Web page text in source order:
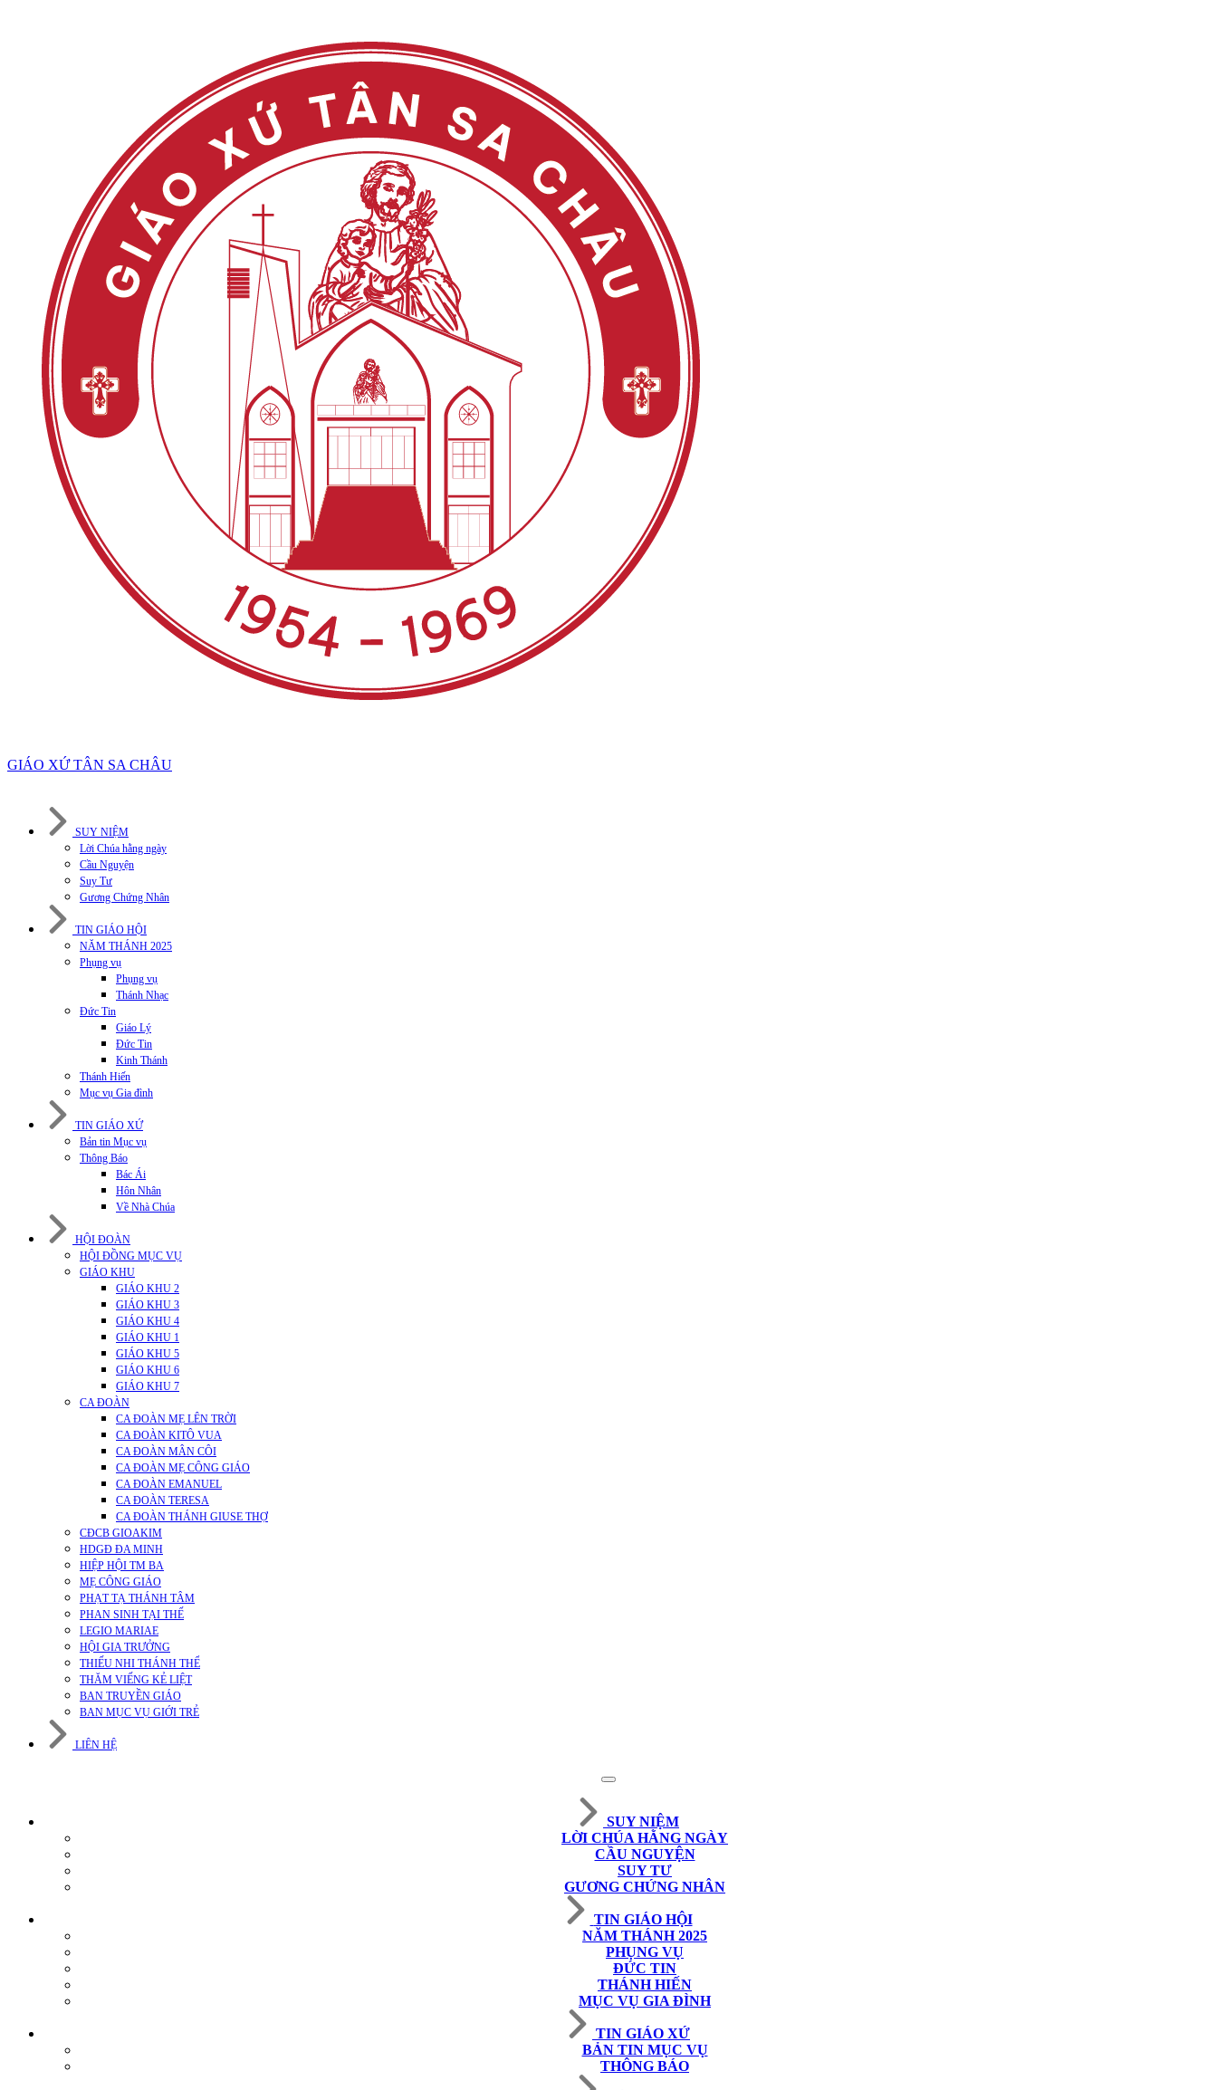
GIÁO XỨ TÂN SA CHÂU
SUY NIỆM
Lời Chúa hằng ngày
Cầu Nguyện
Suy Tư
Gương Chứng Nhân
TIN GIÁO HỘI
NĂM THÁNH 2025
Phụng vụ
Phụng vụ
Thánh Nhạc
Đức Tin
Giáo Lý
Đức Tin
Kinh Thánh
Thánh Hiến
Mục vụ Gia đình
TIN GIÁO XỨ
Bản tin Mục vụ
Thông Báo
Bác Ái
Hôn Nhân
Về Nhà Chúa
HỘI ĐOÀN
HỘI ĐỒNG MỤC VỤ
GIÁO KHU
GIÁO KHU 2
GIÁO KHU 3
GIÁO KHU 4
GIÁO KHU 1
GIÁO KHU 5
GIÁO KHU 6
GIÁO KHU 7
CA ĐOÀN
CA ĐOÀN MẸ LÊN TRỜI
CA ĐOÀN KITÔ VUA
CA ĐOÀN MÂN CÔI
CA ĐOÀN MẸ CÔNG GIÁO
CA ĐOÀN EMANUEL
CA ĐOÀN TERESA
CA ĐOÀN THÁNH GIUSE THỢ
CĐCB GIOAKIM
HDGĐ ĐA MINH
HIỆP HỘI TM BA
MẸ CÔNG GIÁO
PHẠT TẠ THÁNH TÂM
PHAN SINH TẠI THẾ
LEGIO MARIAE
HỘI GIA TRƯỞNG
THIẾU NHI THÁNH THỂ
THĂM VIẾNG KẺ LIỆT
BAN TRUYỀN GIÁO
BAN MỤC VỤ GIỚI TRẺ
LIÊN HỆ
SUY NIỆM
LỜI CHÚA HẰNG NGÀY
CẦU NGUYỆN
SUY TƯ
GƯƠNG CHỨNG NHÂN
TIN GIÁO HỘI
NĂM THÁNH 2025
PHỤNG VỤ
ĐỨC TIN
THÁNH HIẾN
MỤC VỤ GIA ĐÌNH
TIN GIÁO XỨ
BẢN TIN MỤC VỤ
THÔNG BÁO